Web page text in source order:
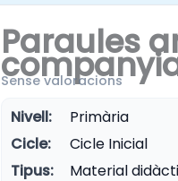
Paraules
Sense valoracions
Nivell:
Primària
Cicle:
Cicle Inicial
Tipus:
Material